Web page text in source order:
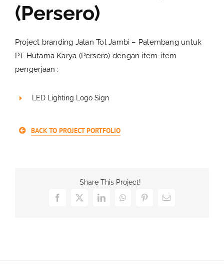
(Persero)
Project branding Jalan Tol Jambi – Palembang untuk
PT Hutama Karya (Persero) dengan item-item
pengerjaan :
LED Lighting Logo Sign
BACK TO PROJECT PORTFOLIO
Share This Project!